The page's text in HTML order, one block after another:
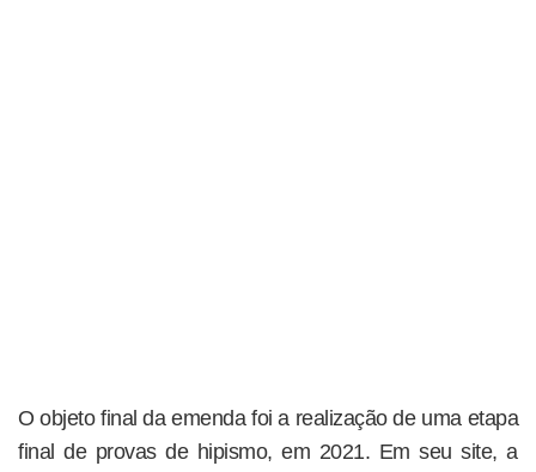
O objeto final da emenda foi a realização de uma etapa
final de provas de hipismo, em 2021. Em seu site, a